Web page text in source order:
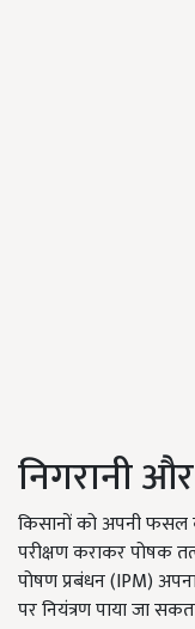
निगरानी
किसानों को अपनी फसल
परीक्षण कराकर पोषक
पोषण प्रबंधन (IPM)
पर नियंत्रण पाया जा